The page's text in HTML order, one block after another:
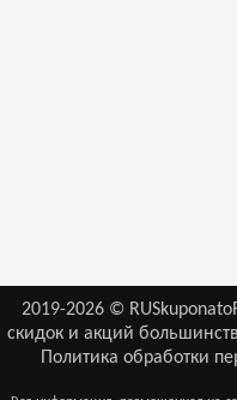
2019-2026 ©
скидок и акций
Политика обработки